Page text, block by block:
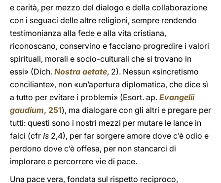
e carità, per mezzo del dialogo e della collaborazione
con i seguaci delle altre religioni, sempre rendendo
testimonianza alla fede e alla vita cristiana,
riconoscano, conservino e facciano progredire i valori
spirituali, morali e socio-culturali che si trovano in
essi» (Dich. Nostra aetate, 2). Nessun «sincretismo
conciliante», non «un’apertura diplomatica, che dice sì
a tutto per evitare i problemi» (Esort. ap. Evangelii
gaudium, 251), ma dialogare con gli altri e pregare per
tutti: questi sono i nostri mezzi per mutare le lance in
falci (cfr Is 2,4), per far sorgere amore dove c’è odio e
perdono dove c’è offesa, per non stancarci di
implorare e percorrere vie di pace.
Una pace vera, fondata sul rispetto reciproco,